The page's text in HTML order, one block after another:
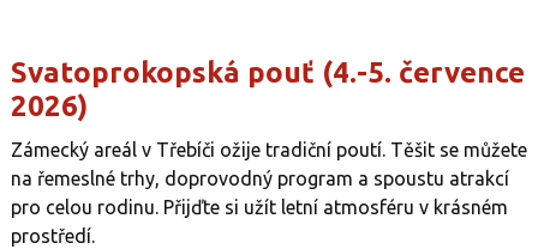
Svatoprokopská pouť (4.-5. července
2026)
Zámecký areál v Třebíči ožije tradiční poutí. Těšit se můžete
na řemeslné trhy, doprovodný program a spoustu atrakcí
pro celou rodinu. Přijďte si užít letní atmosféru v krásném
prostředí.